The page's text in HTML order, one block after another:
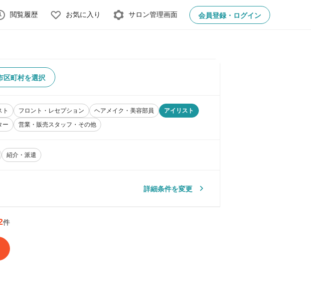
閲覧履歴 お気に入り サロン管理画面 会員登録・ログイン
区町村を選択
ト フロント・レセプション ヘアメイク・美容部員
アイリスト
ー 営業・販売スタッフ・その他
紹介・派遣
詳細条件を変更
件